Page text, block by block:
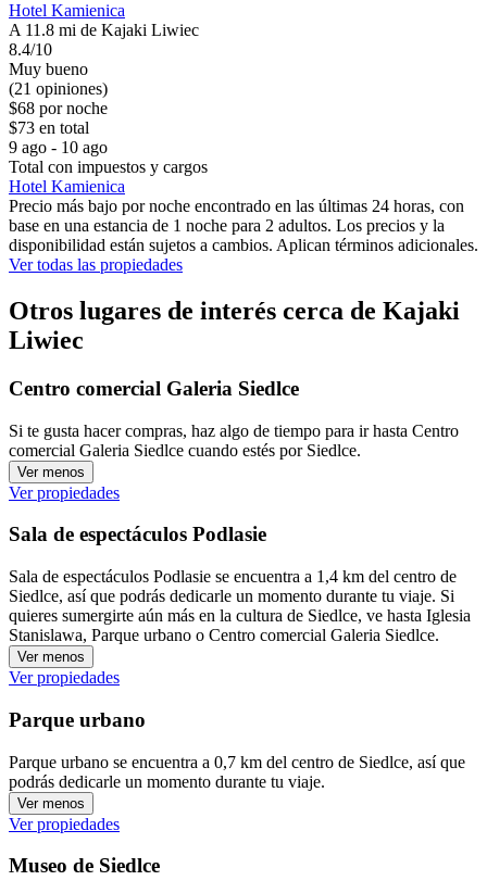
Hotel Kamienica
A 11.8 mi de Kajaki Liwiec
8.4/10
Muy bueno
(21 opiniones)
$68 por noche
$73 en total
9 ago - 10 ago
Total con impuestos y cargos
Hotel Kamienica
Precio más bajo por noche encontrado en las últimas 24 horas, con
base en una estancia de 1 noche para 2 adultos. Los precios y la
disponibilidad están sujetos a cambios. Aplican términos adicionales.
Ver todas las propiedades
Otros lugares de interés cerca de Kajaki
Liwiec
Centro comercial Galeria Siedlce
Si te gusta hacer compras, haz algo de tiempo para ir hasta Centro
comercial Galeria Siedlce cuando estés por Siedlce.
Ver menos
Ver propiedades
Sala de espectáculos Podlasie
Sala de espectáculos Podlasie se encuentra a 1,4 km del centro de
Siedlce, así que podrás dedicarle un momento durante tu viaje. Si
quieres sumergirte aún más en la cultura de Siedlce, ve hasta Iglesia
Stanislawa, Parque urbano o Centro comercial Galeria Siedlce.
Ver menos
Ver propiedades
Parque urbano
Parque urbano se encuentra a 0,7 km del centro de Siedlce, así que
podrás dedicarle un momento durante tu viaje.
Ver menos
Ver propiedades
Museo de Siedlce